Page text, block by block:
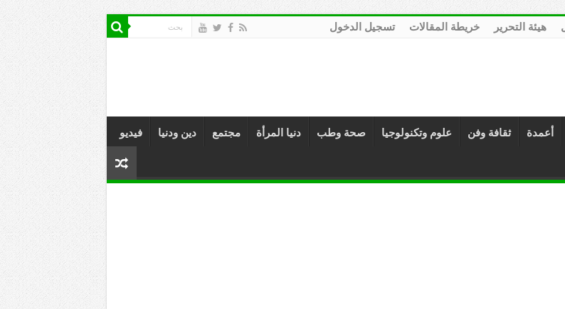
هيئة التحرير خريطة المقالات تسجيل الدخول
أعمدة ثقافة وفن علوم وتكنولوجيا صحة وطب دنيا المرأة مجتمع دين ودنيا فيديو